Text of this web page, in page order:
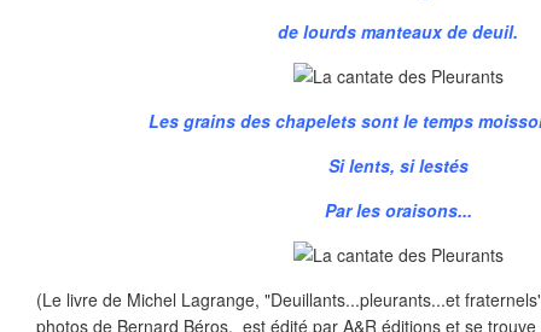
de lourds manteaux de deuil.
Les grains des chapelets sont le temps
Si lents, si lestés
Par les oraisons...
(Le livre de Michel Lagrange, "Deuillants...pleurants...et
photos de Bernard Béros, est édité par A&R éditions et se